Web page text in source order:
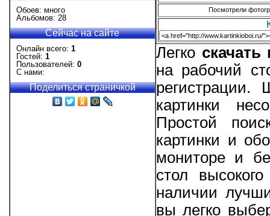
Обоев: много
Альбомов: 28
Сейчас на сайте
Онлайн всего: 1
Гостей: 1
Пользователей: 0
С нами:
Поделиться страничкой
Посмотрели
Легко
на рабочий
картинки
Простой
картинки и
мониторе и
стол
наличии
вы легко